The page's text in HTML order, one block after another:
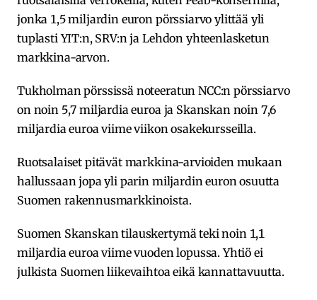
jonka 1,5 miljardin euron pörssiarvo ylittää yli
tuplasti YIT:n, SRV:n ja Lehdon yhteenlasketun
markkina-arvon.
Tukholman pörssissä noteeratun NCC:n pörssiarvo
on noin 5,7 miljardia euroa ja Skanskan noin 7,6
miljardia euroa viime viikon osakekursseilla.
Ruotsalaiset pitävät markkina-arvioiden mukaan
hallussaan jopa yli parin miljardin euron osuutta
Suomen rakennusmarkkinoista.
Suomen Skanskan tilauskertymä teki noin 1,1
miljardia euroa viime vuoden lopussa. Yhtiö ei
julkista Suomen liikevaihtoa eikä kannattavuutta.